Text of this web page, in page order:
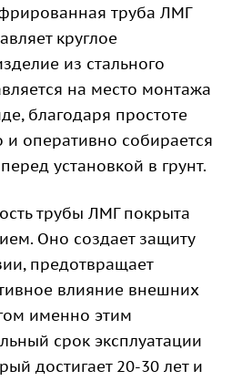
труба ЛМГ
круглое
из стального
на место монтажа
благодаря простоте
и оперативно собирается
установкой в грунт.
трубы ЛМГ покрыта
Оно создает защиту
предотвращает
влияние внешних
именно этим
срок эксплуатации
достигает 20-30 лет и